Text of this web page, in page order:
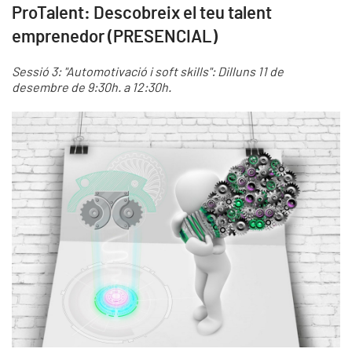
ProTalent: Descobreix el teu talent
emprenedor (PRESENCIAL)
Sessió 3: "Automotivació i soft skills": Dilluns 11 de
desembre de 9:30h. a 12:30h.